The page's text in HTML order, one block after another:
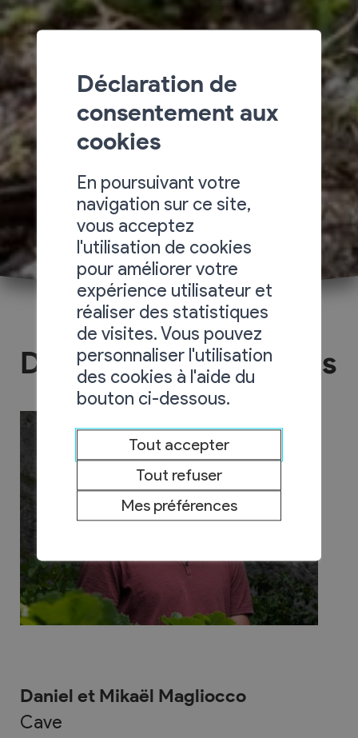
Daniel Magliocco & Fils
Daniel et Mikaël Magliocco
Cave
Déclaration de
consentement aux
cookies
En poursuivant votre
navigation sur ce site,
vous acceptez
l'utilisation de cookies
pour améliorer votre
expérience utilisateur et
réaliser des statistiques
de visites. Vous pouvez
personnaliser l'utilisation
des cookies à l'aide du
bouton ci-dessous.
Tout accepter
Tout refuser
Mes préférences